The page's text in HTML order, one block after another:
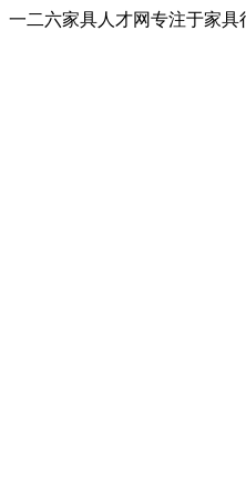
一二六家具人才网专注于家具